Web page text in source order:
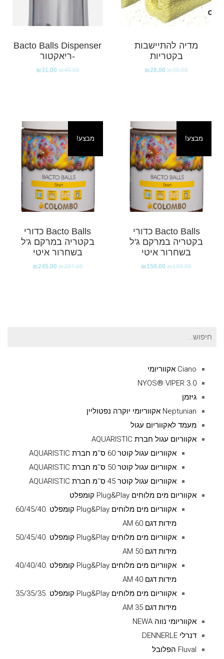
מדיה להתיישבות
בקטריות
₪30.00
₪28.00
Bacto Balls Dispenser
-ריאקטור
₪40.00
₪31.00
מבצע!
Bacto Balls כדורי
בקטריה במרקם ג'ל
בשחרור איטי
₪160.00
₪150.00
מבצע!
Bacto Balls כדורי
בקטריה במרקם ג'ל
בשחרור איטי
₪267.00
₪245.00
חיפוש
Ciano אקווריומי
NYOS® VIPER 3.0
גיזמן
Neptunian אקווריומי יוקרה נפטוליין
מעמד לאקווריום עגול
אקווריום עגול חברת AQUARISTIC
אקווריום עגול קוטר 60 ס''מ חברת AQUARISTIC
אקווריום עגול קוטר 50 ס''מ חברת AQUARISTIC
אקווריום עגול קוטר 45 ס''מ חברת AQUARISTIC
אקווריום מים מלוחים Plug&Play קומפלט
אקווריום מים מלוחים Plug&Play קומפלט .60/45/40
מידות דגם AM 60
אקווריום מים מלוחים Plug&Play קומפלט .50/45/40
מידות דגם AM 50
אקווריום מים מלוחים Plug&Play קומפלט .40/40/40
מידות דגם AM 40
אקווריום מים מלוחים Plug&Play קומפלט .35/35/35
מידות דגם AM 35
אקווריומי נווה NEWA
דנרלי DENNERLE
Fluval הפלובל